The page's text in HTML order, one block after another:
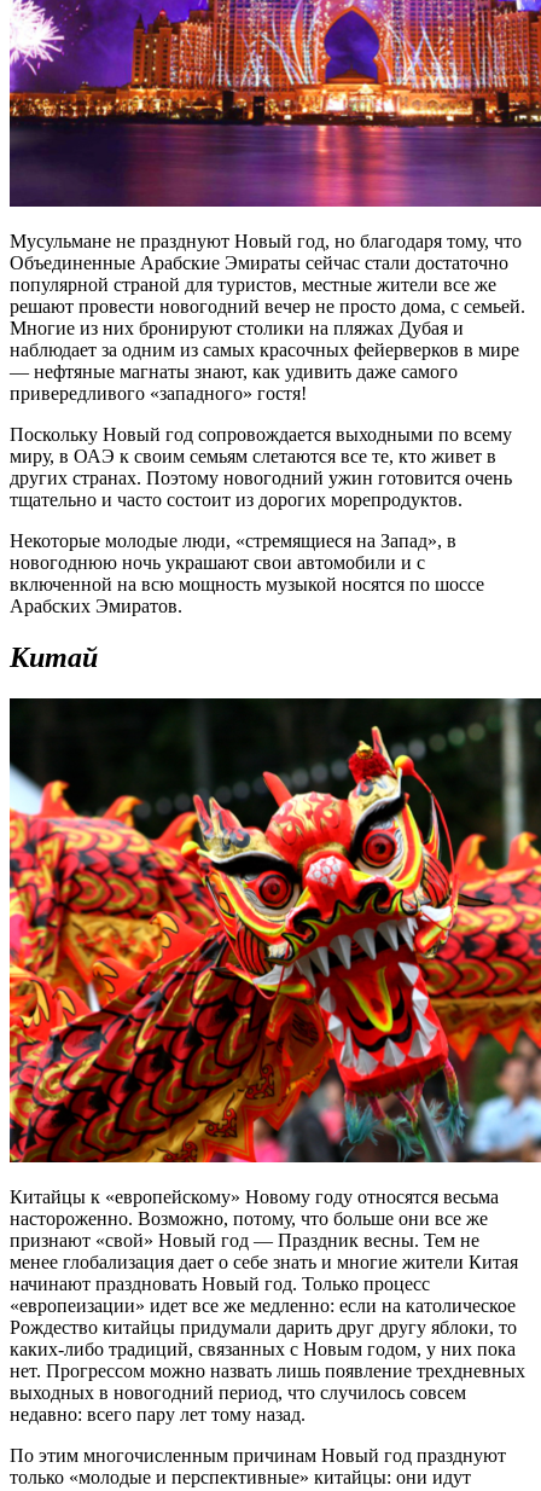
Мусульмане не празднуют Новый год, но благодаря тому, что
Объединенные Арабские Эмираты сейчас стали достаточно
популярной страной для туристов, местные жители все же
решают провести новогодний вечер не просто дома, с семьей.
Многие из них бронируют столики на пляжах Дубая и
наблюдает за одним из самых красочных фейерверков в мире
— нефтяные магнаты знают, как удивить даже самого
привередливого «западного» гостя!
Поскольку Новый год сопровождается выходными по всему
миру, в ОАЭ к своим семьям слетаются все те, кто живет в
других странах. Поэтому новогодний ужин готовится очень
тщательно и часто состоит из дорогих морепродуктов.
Некоторые молодые люди, «стремящиеся на Запад», в
новогоднюю ночь украшают свои автомобили и с
включенной на всю мощность музыкой носятся по шоссе
Арабских Эмиратов.
Китай
Китайцы к «европейскому» Новому году относятся весьма
настороженно. Возможно, потому, что больше они все же
признают «свой» Новый год — Праздник весны. Тем не
менее глобализация дает о себе знать и многие жители Китая
начинают праздновать Новый год. Только процесс
«европеизации» идет все же медленно: если на католическое
Рождество китайцы придумали дарить друг другу яблоки, то
каких-либо традиций, связанных с Новым годом, у них пока
нет. Прогрессом можно назвать лишь появление трехдневных
выходных в новогодний период, что случилось совсем
недавно: всего пару лет тому назад.
По этим многочисленным причинам Новый год празднуют
только «молодые и перспективные» китайцы: они идут